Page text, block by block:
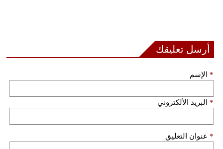
مدوَّنات
أبراج
سيارات
أرسل تعليقك
الإسم *
البريد الألكتروني *
عنوان التعليق *